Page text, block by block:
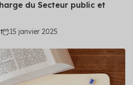
du Secteur public et
15 janvier 2025